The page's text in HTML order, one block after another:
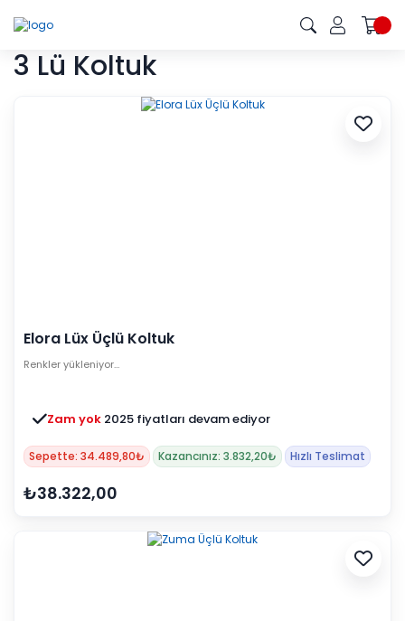
3 Lü Koltuk
Elora Lüx Üçlü Koltuk
Renkler yükleniyor…
Zam yok 2025 fiyatları devam ediyor
Sepette: 34.489,80₺ Kazancınız: 3.832,20₺ Hızlı Teslimat
₺38.322,00